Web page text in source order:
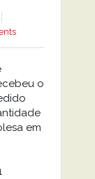
o
em